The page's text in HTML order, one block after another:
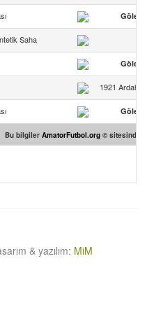
Göle
Saha
Göle
1921
Göle
Bu bilgiler AmatorFutbol.org© sitesinden
& yazılım: MiM